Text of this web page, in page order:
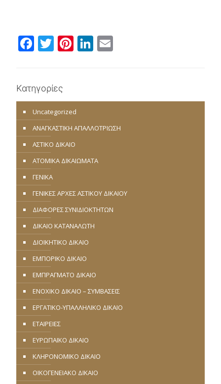
Facebook
Twitter
Pinterest
LinkedIn
Κατηγορίες
Uncategorized
ΑΝΑΓΚΑΣΤΙΚΗ ΑΠΑΛΛΟΤΡΙΩΣΗ
ΑΣΤΙΚΟ ΔΙΚΑΙΟ
ΑΤΟΜΙΚΑ ΔΙΚΑΙΩΜΑΤΑ
ΓΕΝΙΚΑ
ΓΕΝΙΚΕΣ ΑΡΧΕΣ ΑΣΤΙΚΟΥ ΔΙΚΑΙΟΥ
ΔΙΑΦΟΡΕΣ ΣΥΝΙΔΙΟΚΤΗΤΩΝ
ΔΙΚΑΙΟ ΚΑΤΑΝΑΛΩΤΗ
ΔΙΟΙΚΗΤΙΚΟ ΔΙΚΑΙΟ
ΕΜΠΟΡΙΚΟ ΔΙΚΑΙΟ
ΕΜΠΡΑΓΜΑΤΟ ΔΙΚΑΙΟ
ΕΝΟΧΙΚΟ ΔΙΚΑΙΟ – ΣΥΜΒΑΣΕΙΣ
ΕΡΓΑΤΙΚΟ-ΥΠΑΛΛΗΛΙΚΟ ΔΙΚΑΙΟ
ΕΤΑΙΡΕΙΕΣ
ΕΥΡΩΠΑΪΚΟ ΔΙΚΑΙΟ
ΚΛΗΡΟΝΟΜΙΚΟ ΔΙΚΑΙΟ
ΟΙΚΟΓΕΝΕΙΑΚΟ ΔΙΚΑΙΟ